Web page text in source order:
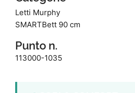
Letti Murphy
SMARTBett 90 cm
Punto n.
113000-1035